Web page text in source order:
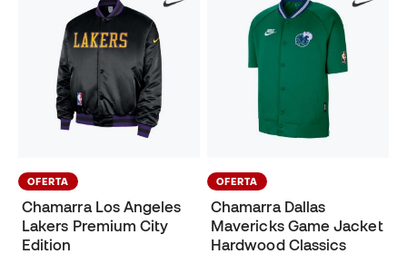
OFERTA
Chamarra Los Angeles
Lakers Premium City
Edition
OFERTA
Chamarra Dallas
Mavericks Game Jacket
Hardwood Classics